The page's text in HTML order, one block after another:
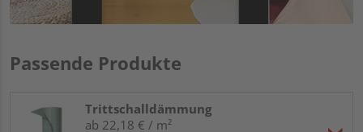
Passende Produkte
Trittschalldämmung
ab 22,18 € / m²